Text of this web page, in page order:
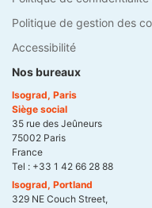
Politique de gestion des
Accessibilité
Nos bureaux
Isograd, Paris
Siège social
35 rue des Jeûneurs
75002 Paris
France
Tel : +33 1 42 66 28 88
Isograd, Portland
329 NE Couch Street,